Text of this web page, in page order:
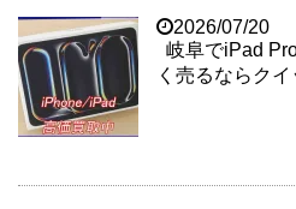
2026/07/20
岐阜でiPad
く売るならクイ